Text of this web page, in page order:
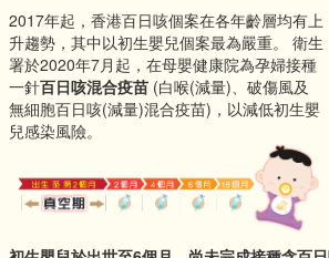
2017年起，香港百日咳個案在各年齡層均有上
升趨勢，其中以初生嬰兒個案最為嚴重。 衛生
署於2020年7月起，在母嬰健康院為孕婦接種
一針百日咳混合疫苗 (白喉(減量)、破傷風及
無細胞百日咳(減量)混合疫苗)，以減低初生嬰
兒感染風險。